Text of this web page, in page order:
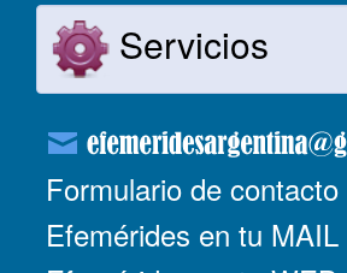
Servicios
Formulario de contacto
Efemérides en tu MAIL